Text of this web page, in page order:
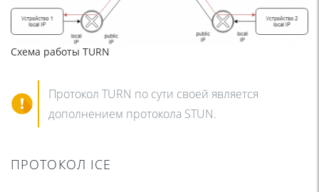
Схема работы TURN
Протокол TURN по сути своей является
дополнением протокола STUN.
ПРОТОКОЛ ICE